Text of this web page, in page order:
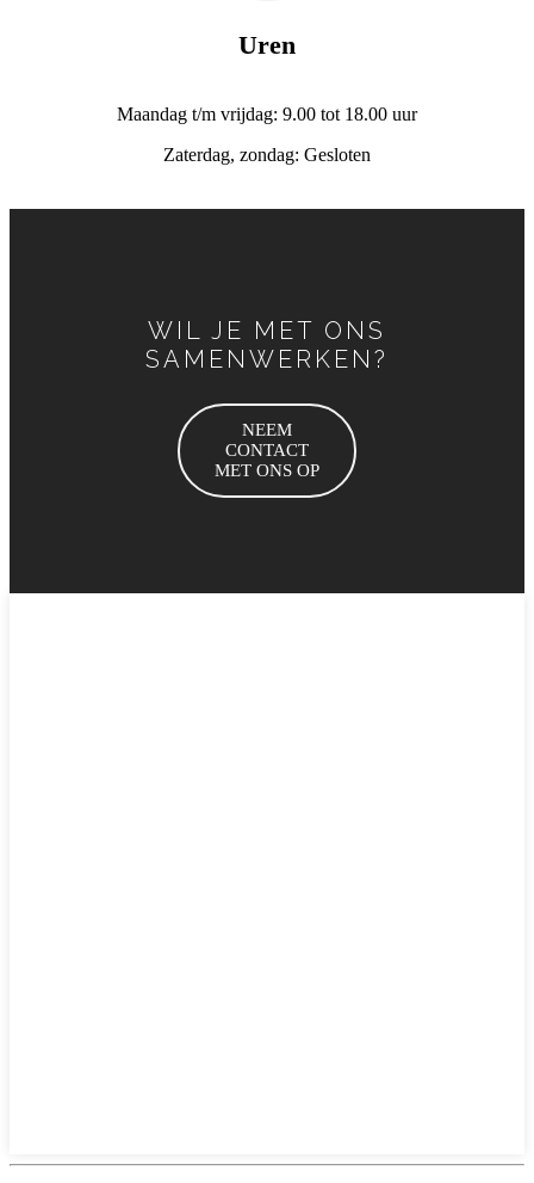
Uren
Maandag t/m vrijdag: 9.00 tot 18.00 uur
Zaterdag, zondag: Gesloten
WIL JE MET ONS
SAMENWERKEN?
NEEM
CONTACT
MET ONS OP